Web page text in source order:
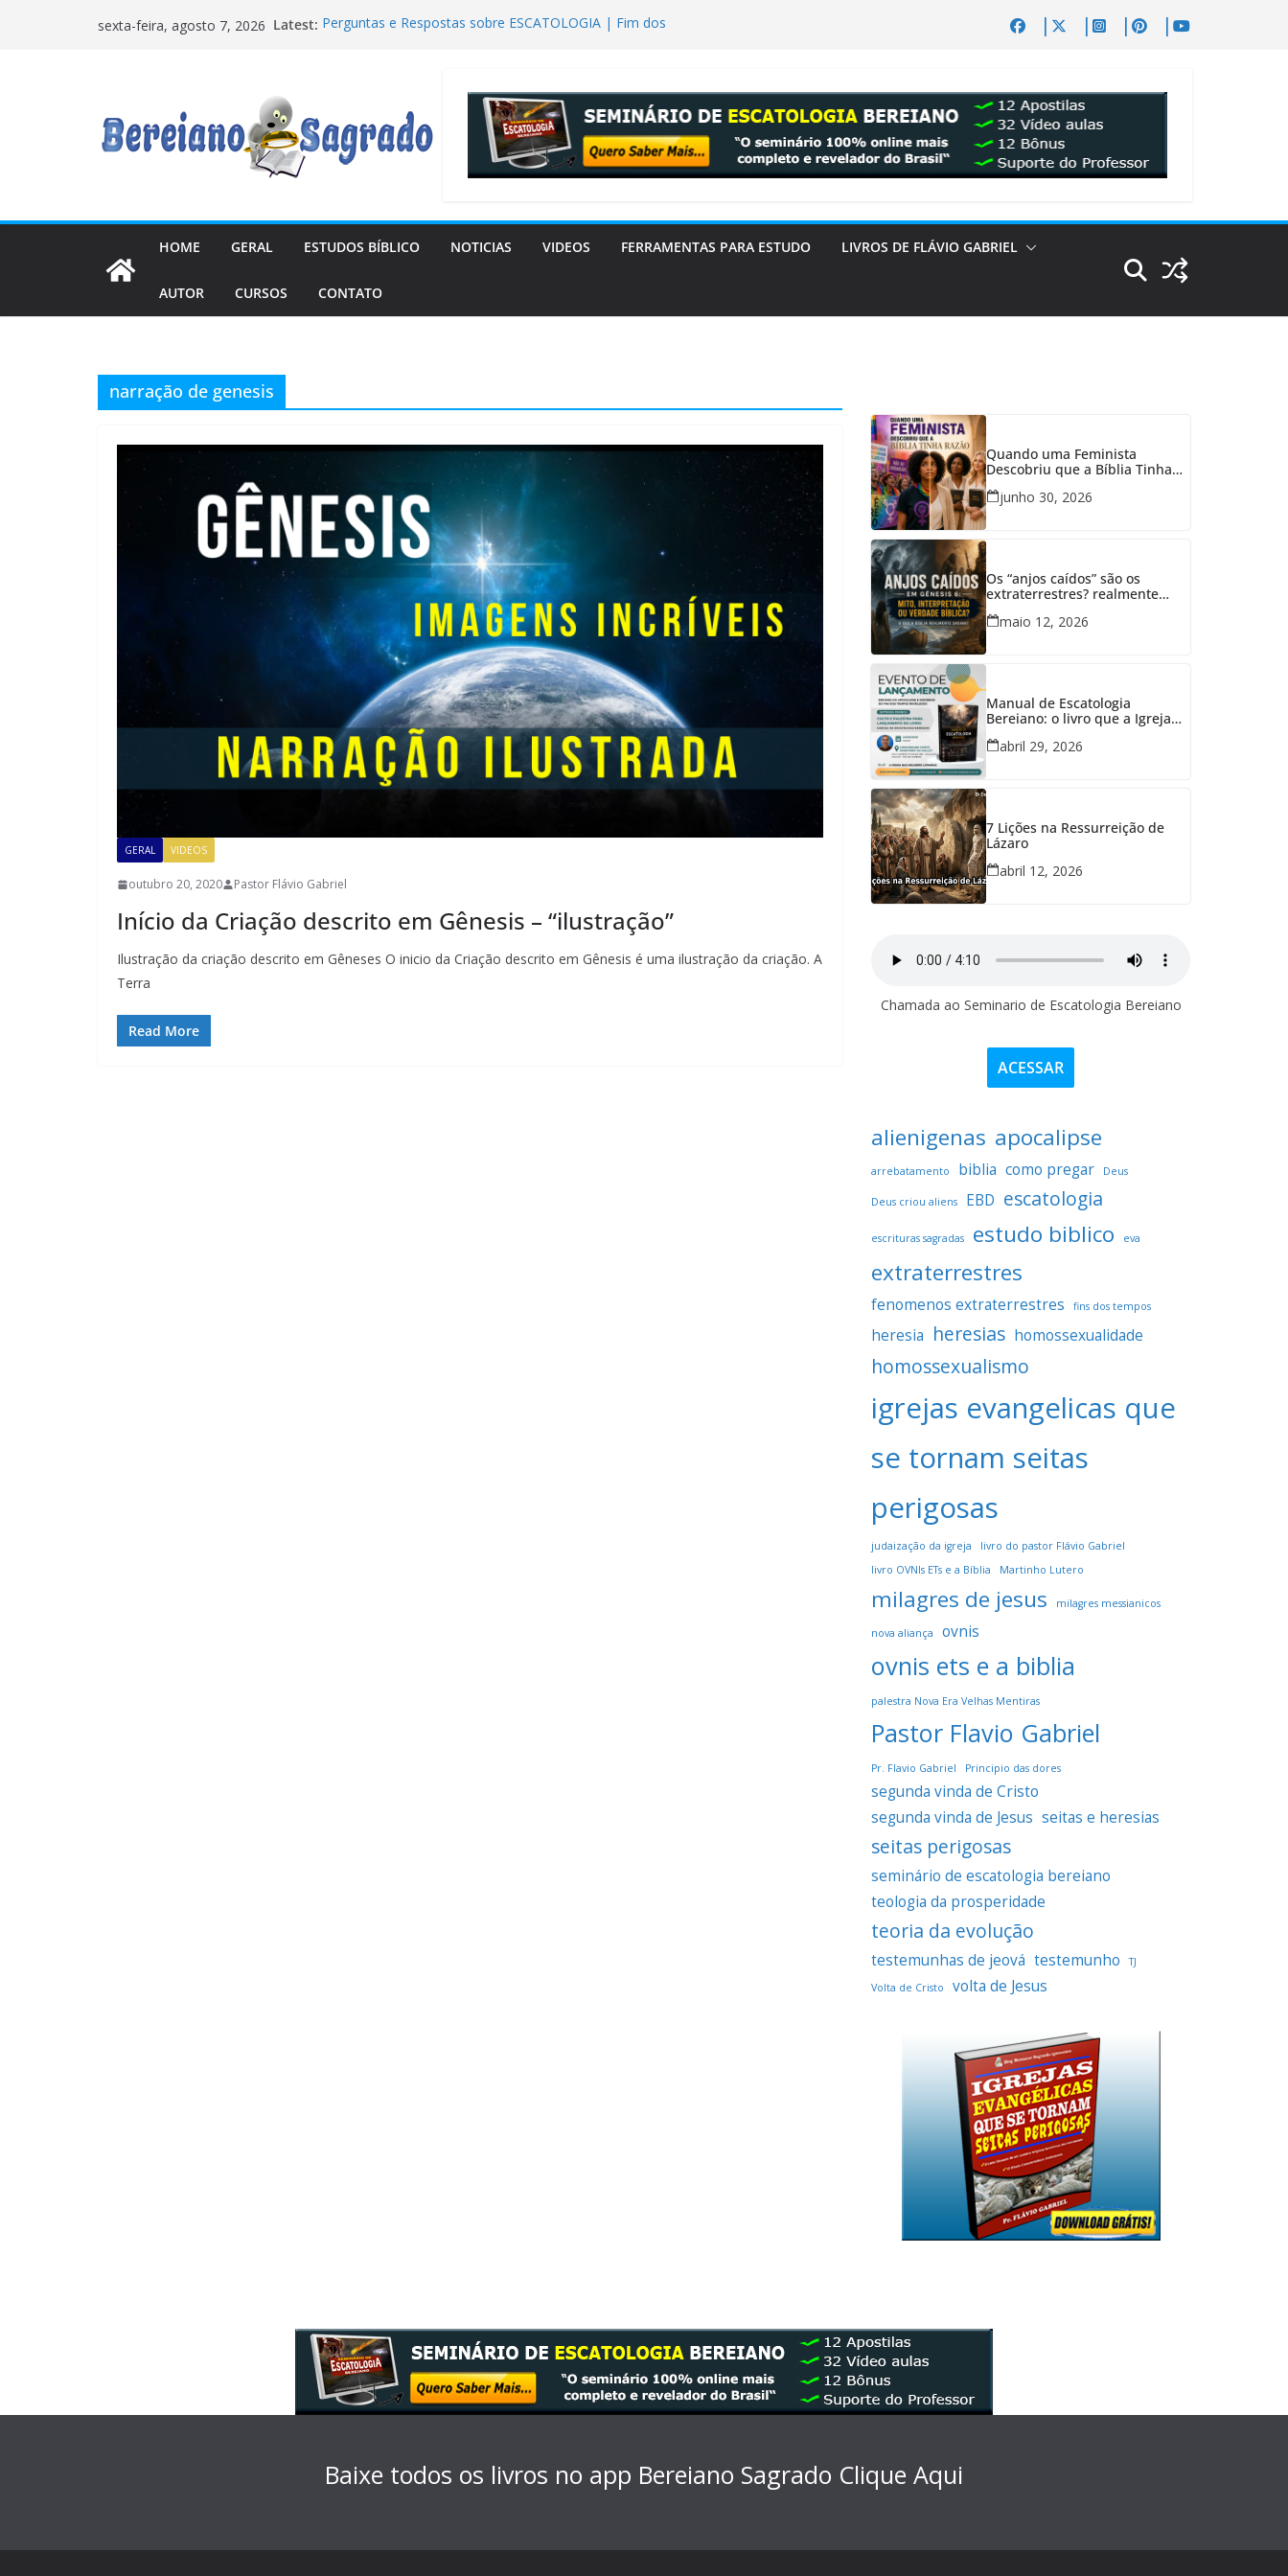
sexta-feira, agosto 7, 2026 Latest: Perguntas e Respostas sobre ESCATOLOGIA | Fim dos
relações com mulheres em Gênesis 6?
Manual de Escatologia Bereiano: o livro que a Igreja
precisava
7 Lições na Ressurreição de Lázaro
HOME GERAL ESTUDOS BÍBLICO NOTICIAS VIDEOS FERRAMENTAS PARA ESTUDO LIVROS DE FLÁVIO GABRIEL
AUTOR CURSOS CONTATO
narração de genesis
GERAL VIDEOS
outubro 20, 2020 Pastor Flávio Gabriel
Início da Criação descrito em Gênesis – “ilustração”
Ilustração da criação descrito em Gêneses O inicio da Criação descrito em Gênesis é uma ilustração da criação. A
Terra
Read More
Quando uma Feminista
Descobriu que a Bíblia Tinha
junho 30, 2026
Os “anjos caídos” são os
extraterrestres? realmente
em Gênesis 6?
maio 12, 2026
Manual de Escatologia
Bereiano: o livro que a Igreja
abril 29, 2026
7 Lições na Ressurreição de
Lázaro
abril 12, 2026
Chamada ao Seminario de Escatologia Bereiano
ACESSAR
alienigenas apocalipse
arrebatamento biblia como pregar Deus
Deus criou aliens EBD escatologia
escrituras sagradas estudo biblico eva
extraterrestres
fenomenos extraterrestres fins dos tempos
heresia heresias homossexualidade
homossexualismo
igrejas evangelicas que
se tornam seitas
perigosas
judaização da igreja
livro do pastor Flávio Gabriel
livro OVNIs ETs e a Bíblia
Martinho Lutero
milagres de jesus milagres messianicos
nova aliança ovnis
ovnis ets e a biblia
palestra Nova Era Velhas Mentiras
Pastor Flavio Gabriel
Pr. Flavio Gabriel Principio das dores
segunda vinda de Cristo
segunda vinda de Jesus seitas e heresias
seitas perigosas
seminário de escatologia bereiano
teologia da prosperidade
teoria da evolução
testemunhas de jeová testemunho
TJ
Volta de Cristo
volta de Jesus
Baixe todos os livros no app Bereiano Sagrado Clique Aqui